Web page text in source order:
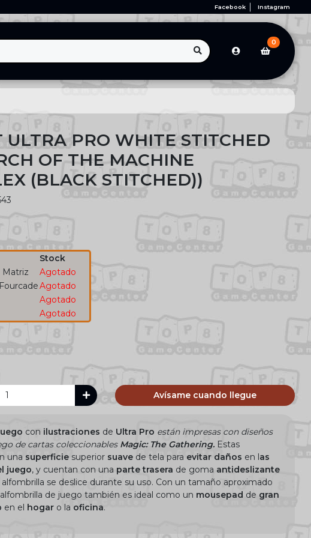
Facebook Instagram
0
ULTRA PRO WHITE STITCHED
OF THE MACHINE
(BLACK STITCHED))
Stock
Matriz
Agotado
Agotado
Agotado
Agotado
Avísame cuando llegue
con ilustraciones de Ultra Pro estánimpresas con diseños
de cartas coleccionables Magic: The Gathering. Estas
una superficie superior suave de tela para evitar daños en las
juego, y cuentan con una parte trasera de goma antideslizante
se deslice durante su uso. Con un tamaño aproximado
alfombrilla de juego también es ideal como un mousepad de gran
en el hogar o la oficina.